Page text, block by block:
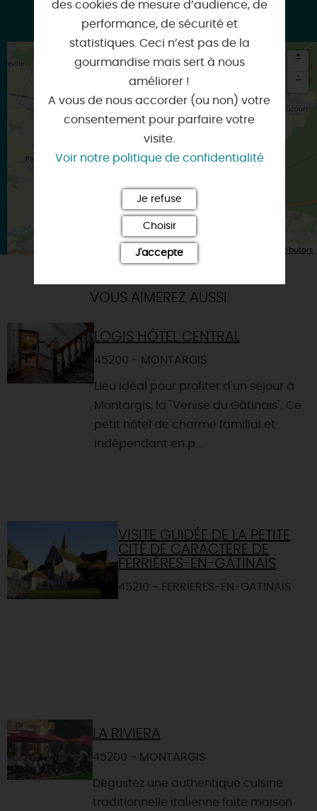
×
CHALETTE-SUR-LOING
+
-
Leaflet| Map data © OpenStreetMap contributors
VOUS AIMEREZ AUSSI
LOGIS HÔTEL CENTRAL
45200 - MONTARGIS
Lieu idéal pour profiter d'un séjour à
Montargis, la "Venise du Gâtinais". Ce
petit hôtel de charme familial et
indépendant en p...
VISITE GUIDÉE DE LA PETITE
CITÉ DE CARACTÈRE DE
FERRIÈRES-EN-GÂTINAIS
45210 - FERRIERES-EN-GATINAIS
LA RIVIERA
45200 - MONTARGIS
Dégustez une authentique cuisine
traditionnelle italienne faite maison
des cookies de mesure d’audience, de
performance, de sécurité et
statistiques. Ceci n’est pas de la
gourmandise mais sert à nous
améliorer !
A vous de nous accorder (ou non) votre
consentement pour parfaire votre
visite.
Voir notre politique de confidentialité
Je refuse
Choisir
J'accepte